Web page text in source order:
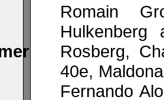
Romain
Rosberg,
40e,
Fernando